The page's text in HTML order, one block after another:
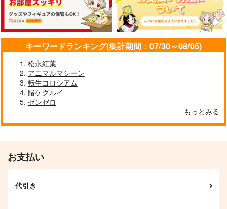
雷霆の気まぐれ
コレ！
858円（税込）
Fate/Grand Order
藤丸立香
インドラ
サンプル
カート
本庄雷太アートワーク
ス Fate/Grand Order
篇03
3,300円（税込）
キーワードランキング(集計期間：07/30～08/05)
松永紅葉
アニマルマシーン
転生コロシアム
賭ケグルイ
ゼンゼロ
もっとみる
お支払い
代引き